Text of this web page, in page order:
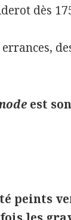
dès
est
peints